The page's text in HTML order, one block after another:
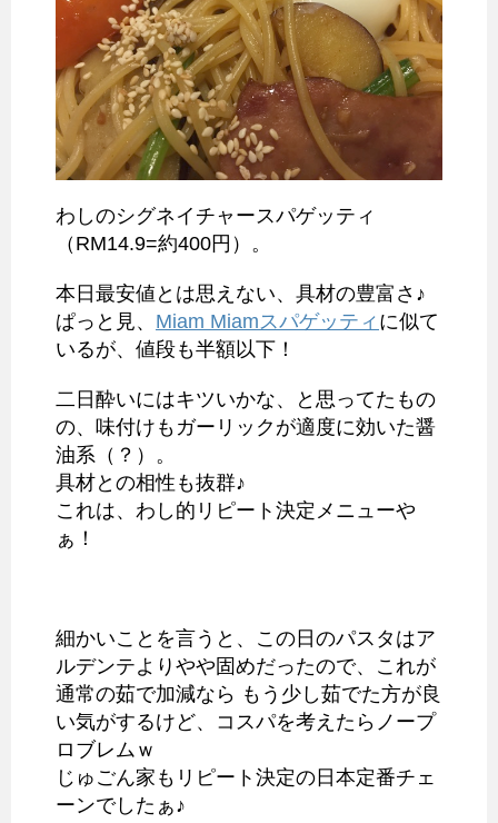
わしのシグネイチャースパゲッティ
（RM14.9=約400円）。
本日最安値とは思えない、具材の豊富さ♪
ぱっと見、 Miam Miamスパゲッティ に似て
いるが、値段も半額以下！
二日酔いにはキツいかな、と思ってたもの
の、味付けもガーリックが適度に効いた醤
油系（？）。
具材との相性も抜群♪
これは、わし的リピート決定メニューや
ぁ！
細かいことを言うと、この日のパスタはア
ルデンテよりやや固めだったので、これが
通常の茹で加減なら もう少し茹でた方が良
い気がするけど、コスパを考えたらノープ
ロブレムｗ
じゅごん家もリピート決定の日本定番チェ
ーンでしたぁ♪